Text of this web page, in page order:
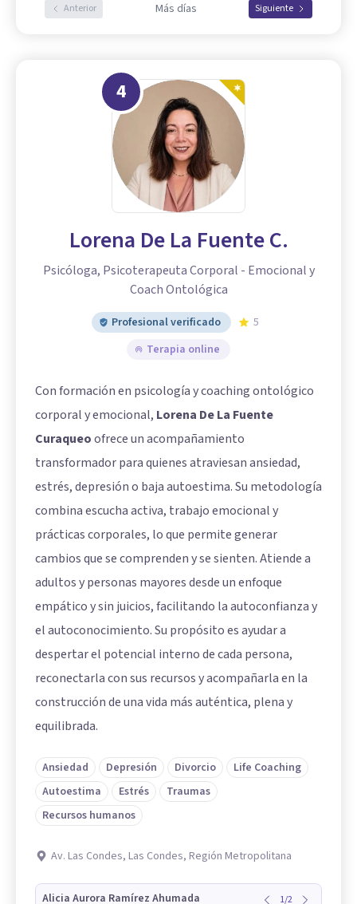
Anterior Más días Siguiente
4
Lorena De La Fuente C.
Psicóloga, Psicoterapeuta Corporal - Emocional y
Coach Ontológica
Profesional verificado
5
Terapia online
Con formación en psicología y coaching ontológico
corporal y emocional, Lorena De La Fuente
Curaqueoofrece un acompañamiento
transformador para quienes atraviesan ansiedad,
estrés, depresión o baja autoestima. Su metodología
combina escucha activa, trabajo emocional y
prácticas corporales, lo que permite generar
cambios que se comprenden y se sienten. Atiende a
adultos y personas mayores desde un enfoque
empático y sin juicios, facilitando la autoconfianza y
el autoconocimiento. Su propósito es ayudar a
despertar el potencial interno de cada persona,
reconectarla con sus recursos y acompañarla en la
construcción de una vida más auténtica, plena y
equilibrada.
Ansiedad Depresión Divorcio
Life Coaching
Autoestima
Estrés
Traumas
Recursos humanos
Av. Las Condes, Las Condes, Región Metropolitana
Alicia Aurora Ramírez Ahumada
1/2